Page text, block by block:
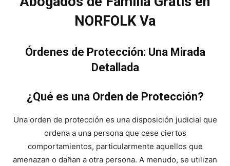
NORFOLK Va
Órdenes de Protección: Una Mirada
Detallada
¿Qué es una Orden de Protección?
Una orden de protección es una disposición judicial que
ordena a una persona que cese ciertos
comportamientos, particularmente aquellos que
amenazan o dañan a otra persona. A menudo, se utilizan